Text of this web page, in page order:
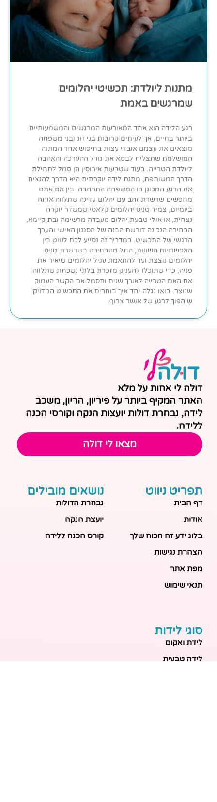
מתנות ליולדת: תכשיטי יהלומים
שמרגשים באמת
רגע הלידה הוא אחד המאורעות המרגשים והמשמעותיים
ביותר בחיים, אך לעיתים קרובות בני זוג ובני משפחה
מוצאים את עצמם אובדי עצות בחיפוש אחר המתנה
המושלמת שתצליח לבטא את גודל ההערכה והאהבה
ליולדת הטרייה. בעוד שטבעות אירוסין הן סמל לתחילת
הדרך המשותפת, מתנת לידה יוקרתית היא הדרך להנציח
את הרגע המכונן בו המשפחה התרחבה. בין אם אתם
מחפשים שרשרת זהב עם יהלום עדינה שתלווה אותה
ביומיום, צמיד טניס יהלומים קלאסי שמשדר יוקרה
נצחית, או אולי טבעת יהלום מעבדה מרשימה ובת קיימא,
הבחירה הנכונה דורשת הבנה של הסגנון האישי והערך
הרגשי של התכשיט. במדריך זה נסייע לכם לנווט בין
האפשרויות השונות, החל מהבחירה בשרשרת טניס
יהלומים נוצצת ועד להתאמת עגיל יהלומים שיאיר את
פניה, כדי שתוכלו להעניק מזכרת בלתי נשכחת שתלווה
את האם הטרייה לאורך שנים ותסמל את הקשר העמוק
שנוצר. בואו נגלה יחד איך בוחרים את התכשיט המדויק
שיהפוך לרגע של אושר צרוף.
דולה לי אחות על מלא
האתר המקיף ביותר על פיריון, הריון, משכב
לידה, נבחרת דולות יועצות הנקה וקורסי הכנה
ללידה.
מצאו לי דולה
תפריט ניווט
דף הבית
אודות
בלוג ידע זה הכוח שלך
הצהרת נגישות
מפת אתר
תנאי שימוש
נושאים מובילים
נבחרת הדולות
יועצת הנקה
קורס הכנה ללידה
סוגי לידות
לידת ואקום
לידה טבעית